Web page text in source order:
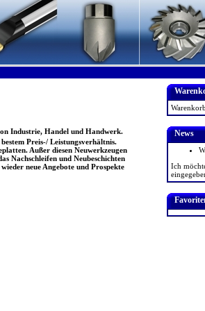
Industrie, Handel und Handwerk.
Preis-/ Leistungsverhältnis.
Außer diesen Neuwerkzeugen
Nachschleifen und Neubeschichten
neue Angebote und Prospekte
News
Ich